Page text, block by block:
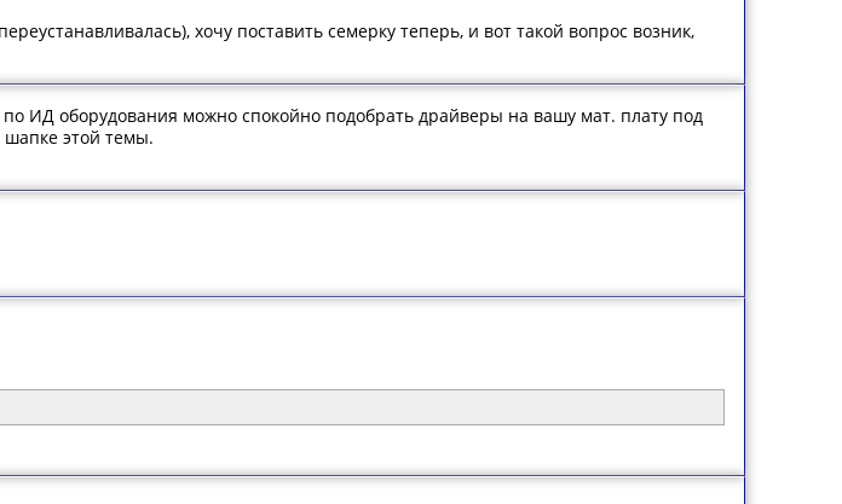
хочу поставить семерку теперь, и вот такой вопрос возник,
по ИД оборудования можно спокойно подобрать драйверы на вашу мат. плату под
этой темы.